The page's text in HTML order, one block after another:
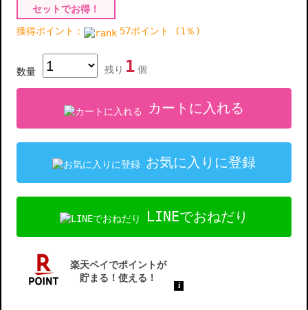
セットでお得！
獲得ポイント：
57ポイント (1％)
数量 残り 1 個
カートに入れる
お気に入りに登録
LINEでおねだり